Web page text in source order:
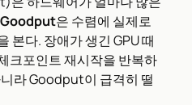
Goodput은 수렴에 실제로
본다. 장애가 생긴 GPU 때
크포인트 재시작을 반복하
라 Goodput이 급격히 떨